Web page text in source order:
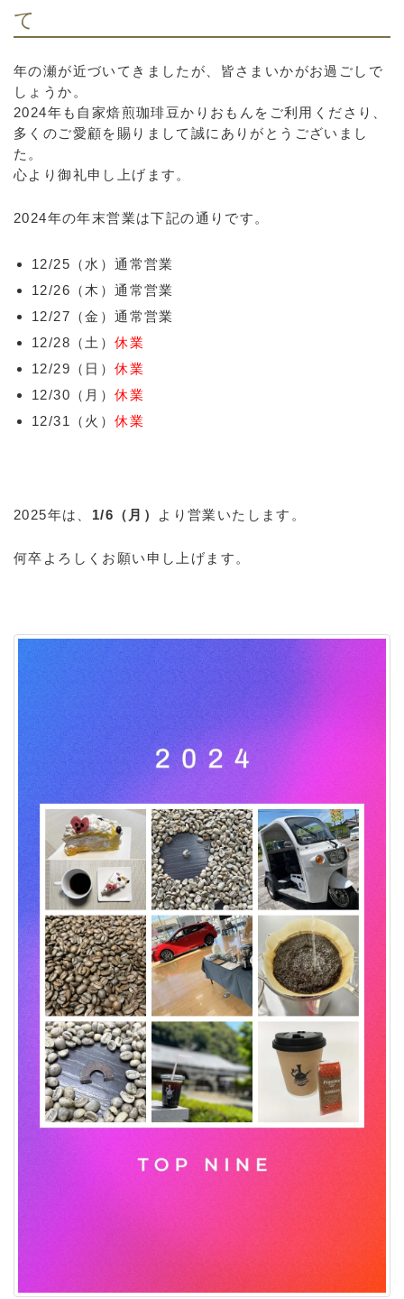
て
年の瀬が近づいてきましたが、皆さまいかがお過ごしで
しょうか。
2024年も自家焙煎珈琲豆かりおもんをご利用くださり、
多くのご愛顧を賜りまして誠にありがとうございまし
た。
心より御礼申し上げます。
2024年の年末営業は下記の通りです。
12/25（水）通常営業
12/26（木）通常営業
12/27（金）通常営業
12/28（土）休業
12/29（日）休業
12/30（月）休業
12/31（火）休業
2025年は、 1/6（月） より営業いたします。
何卒よろしくお願い申し上げます。